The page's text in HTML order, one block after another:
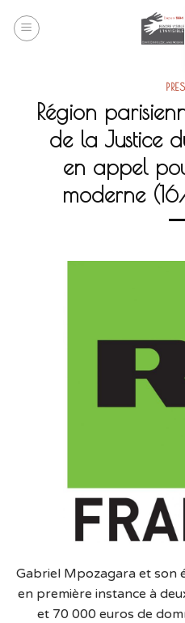
Région
de la Justice
en appel
moderne
Gabriel Mpozagara et son
en première instance à
et 70 000 euros de